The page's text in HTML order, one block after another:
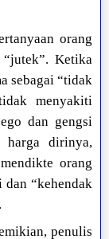
orang
Ketika
sebagai “tidak
menyakiti
dan gengsi
harga dirinya,
orang
“kehendak
penulis